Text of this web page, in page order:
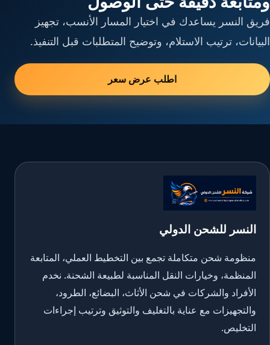
فريق النسر يساعدك في اختيار المسار الأنسب، تجهيز
البيانات، ترتيب الاستلام، وتوضيح المتطلبات قبل التنفيذ.
اطلب عرض سعر
النسر للشحن الدولي
منظومة شحن متكاملة تجمع بين التخطيط العملي، المتابعة
المنظمة، وخيارات النقل المناسبة لطبيعة الشحنة. نخدم
الأفراد والشركات في شحن الأثاث، البضائع، الطرود،
والتجهيزات مع عناية بالتغليف والتوثيق وترتيب إجراءات
التخليص.